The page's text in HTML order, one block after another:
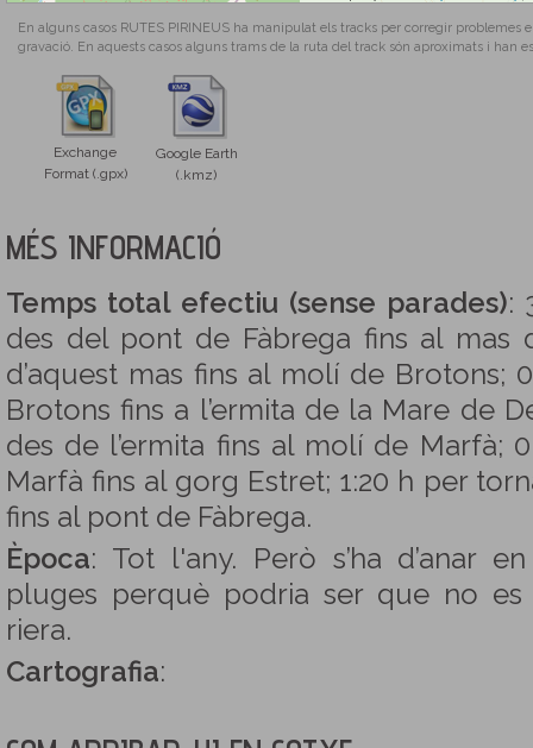
En alguns casos RUTES PIRINEUS ha manipulat els tracks per corregir problemes
gravació. En aquests casos alguns trams de la ruta del track són aproximats i han
Exchange
Format (.gpx)
Google Earth
(.kmz)
MÉS INFORMACIÓ
Temps total efectiu (sense parades):
des del pont de Fàbrega fins al mas
d’aquest mas fins al molí de Brotons;
Brotons fins a l’ermita de la Mare de
des de l’ermita fins al molí de Marfà;
Marfà fins al gorg Estret; 1:20 h per
fins al pont de Fàbrega.
Època: Tot l'any. Però s’ha d’anar
pluges perquè podria ser que no
riera.
Cartografia: